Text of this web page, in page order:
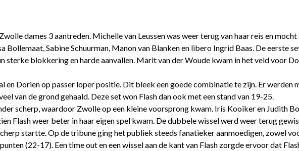
dames 3 aantreden. Michelle van Leussen was weer terug van haar reis en
Bollemaat, Sabine Schuurman, Manon van Blanken en libero Ingrid Baas. De eerste
sterke blokkering en harde aanvallen. Marit van der Woude kwam in het veld voor
en Dorien op passer loper positie. Dit bleek een goede combinatie te zijn. Er werden
van de grond gehaald. Deze set won Flash dan ook met een stand van 19-25.
scherp, waardoor Zwolle op een kleine voorsprong kwam. Iris Kooiker en Judith
Flash weer beter in haar eigen spel kwam. De dubbele wissel werd weer terug
startte. Op de tribune ging het publiek steeds fanatieker aanmoedigen, zowel
(22-17). Een time out en een wissel aan de kant van Flash zorgde ervoor dat